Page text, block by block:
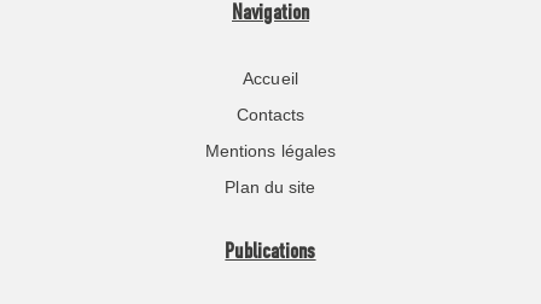
Navigation
Accueil
Contacts
Mentions légales
Plan du site
Publications